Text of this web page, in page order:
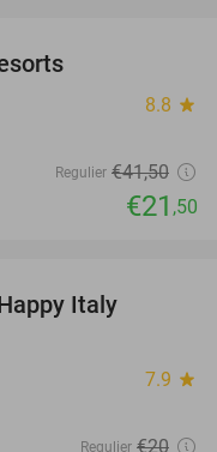
8.8 star
Regulier €41,50
€21 ,50
Italy
7.9 star
Regulier €20